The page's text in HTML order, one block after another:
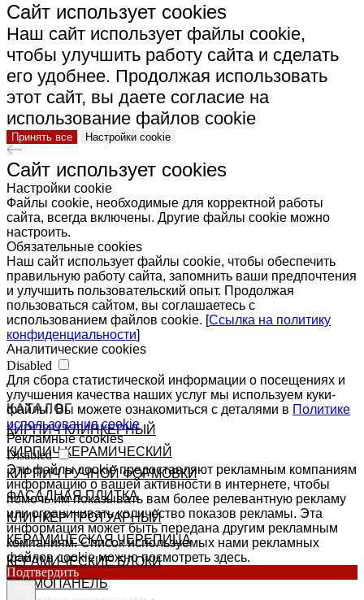
КАТАЛОГ
КИРПИЧ КЛИНКЕРНЫЙ
КИРПИЧ КЕРАМИЧЕСКИЙ
КИРПИЧ РУЧНОЙ ФОРМОВКИ
ФАСАДНАЯ ПЛИТКА
КЛИНКЕР ТРОТУАРНЫЙ
КЕРАМИЧЕСКАЯ ЧЕРЕПИЦА
КЕРАМИЧЕСКИЕ БЛОКИ
ТЕРМОПАНЕЛЬ
Сайт использует cookies
Наш сайт использует файлы cookie,
чтобы улучшить работу сайта и сделать
его удобнее. Продолжая использовать
этот сайт, вы даете согласие на
использование файлов cookie
Принять все Настройки cookie
Сайт использует cookies
Настройки cookie
Файлы cookie, необходимые для корректной работы
сайта, всегда включены. Другие файлы cookie можно
настроить.
Обязательные cookies
Наш сайт использует файлы cookie, чтобы обеспечить
правильную работу сайта, запомнить ваши предпочтения
и улучшить пользовательский опыт. Продолжая
пользоваться сайтом, вы соглашаетесь с
использованием файлов cookie. [Ссылка на политику
конфиденциальности]
Аналитические cookies
Disabled
Для сбора статистической информации о посещениях и
улучшения качества наших услуг мы используем куки-
файлы. Вы можете ознакомиться с деталями в Политике
использования cookie
Рекламные cookies
Disabled
Эти файлы cookie предоставляют рекламным компаниям
информацию о вашей активности в интернете, чтобы
помочь им показывать вам более релевантную рекламу
или ограничивать количество показов рекламы. Эта
информация может быть передана другим рекламным
компаниям. Список используемых нами рекламных
файлов cookie можно посмотреть здесь.
Подтвердить